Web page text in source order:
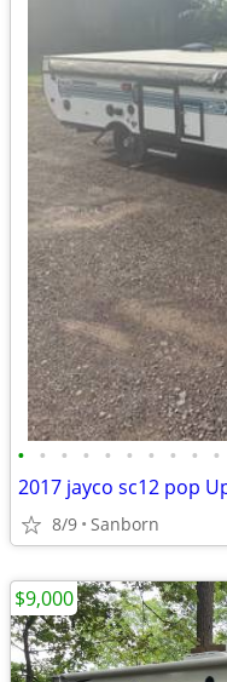
• • • • • • • • • •
2017 jayco sc12 pop
8/9 Sanborn
$9,000